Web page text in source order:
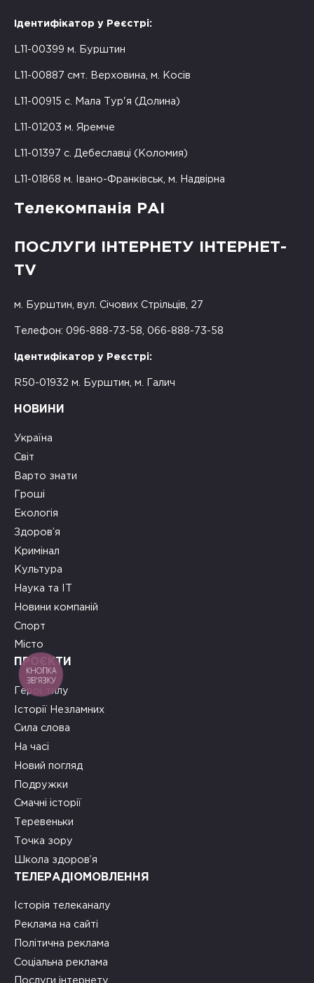
Ідентифікатор у Реєстрі:
L11-00399 м. Бурштин
L11-00887 смт. Верховина, м. Косів
L11-00915 с. Мала Тур'я (Долина)
L11-01203 м. Яремче
L11-01397 с. Дебеславці (Коломия)
L11-01868 м. Івано-Франківськ, м. Надвірна
Телекомпанія РАІ
ПОСЛУГИ ІНТЕРНЕТУ ІНТЕРНЕТ-
TV
м. Бурштин, вул. Січових Стрільців, 27
Телефон: 096-888-73-58, 066-888-73-58
Ідентифікатор у Реєстрі:
R50-01932 м. Бурштин, м. Галич
НОВИНИ
Україна
Світ
Варто знати
Гроші
Екологія
Здоров’я
Кримінал
Культура
Наука та ІТ
Новини компаній
Спорт
Місто
ПРОЄКТИ
Герої тилу
Історії Незламних
Сила слова
На часі
Новий погляд
Подружки
Смачні історії
Теревеньки
Точка зору
Школа здоров’я
ТЕЛЕРАДІОМОВЛЕННЯ
Історія телеканалу
Реклама на сайті
Політична реклама
Соціальна реклама
Послуги інтернету
КНОПКА
ЗВ'ЯЗКУ